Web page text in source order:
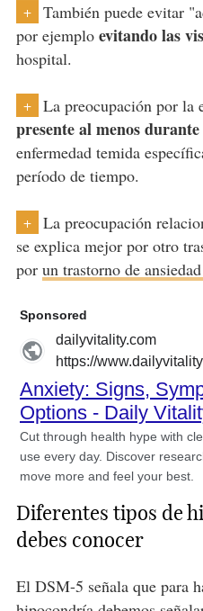
+
También puede evitar
por ejemplo evitando las
hospital.
+ La preocupación por la
presente al menos durante
enfermedad temida
período de tiempo.
+
La preocupación
se explica mejor por otro
por un trastorno de
Diferentes tipos de
debes conocer
El DSM-5 señala que para